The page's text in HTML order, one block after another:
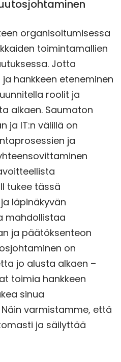
organisoitumisessa
toimintamallien
Jotta
hankkeen eteneminen
roolit ja
alkaen. Saumaton
ja IT:n välillä on
ja
tukee tässä
läpinäkyvän
mahdollistaa
ja päätöksenteon
on
jo alusta alkaen –
toimia hankkeen
sinua
varmistamme, että
ja säilyttää